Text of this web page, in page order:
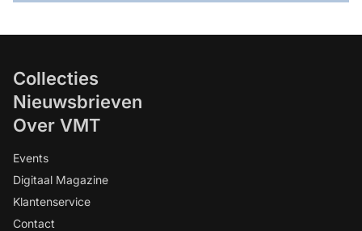
Collecties
Nieuwsbrieven
Over VMT
Events
Digitaal Magazine
Klantenservice
Contact